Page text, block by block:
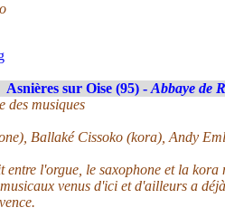
Asnières sur Oise (95) - Abbaye de
des musiques
Ballaké Cissoko (kora), Andy
l'orgue, le saxophone et la kora
venus d'ici et d'ailleurs a